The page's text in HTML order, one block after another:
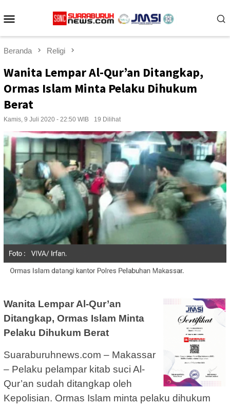
ke
Beranda Religi
Wanita Lempar Al-Qur’an Ditangkap,
Ormas Islam Minta Pelaku Dihukum
Berat
Kamis, 9 Juli 2020 - 22:50 WIB 19 Dilihat
Wanita Lempar Al-Qur’an
Ditangkap, Ormas Islam Minta
Pelaku Dihukum Berat
Suaraburuhnews.com – Makassar
– Pelaku pelampar kitab suci Al-
Qur’an sudah ditangkap oleh
Kepolisian. Ormas Islam minta pelaku dihukum